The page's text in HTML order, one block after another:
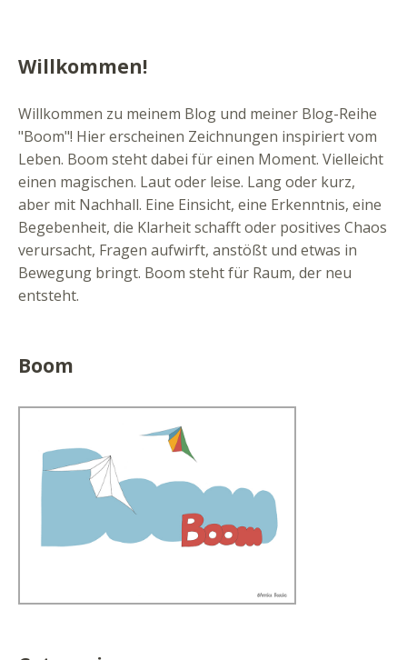
Willkommen!
Willkommen zu meinem Blog und meiner Blog-Reihe
"Boom"! Hier erscheinen Zeichnungen inspiriert vom
Leben. Boom steht dabei für einen Moment. Vielleicht
einen magischen. Laut oder leise. Lang oder kurz,
aber mit Nachhall. Eine Einsicht, eine Erkenntnis, eine
Begebenheit, die Klarheit schafft oder positives Chaos
verursacht, Fragen aufwirft, anstößt und etwas in
Bewegung bringt. Boom steht für Raum, der neu
entsteht.
Boom